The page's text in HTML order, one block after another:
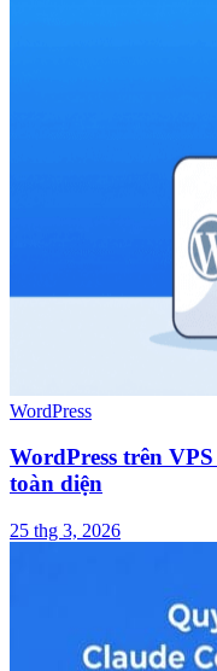
WordPress
WordPress trên
toàn diện
25 thg 3, 2026